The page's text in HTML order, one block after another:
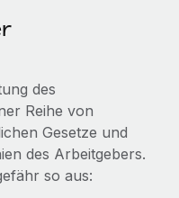
von IT-
von
KI-basierte
einer
Remote
des
Reihe von
Gesetze und
des Arbeitgebers.
so aus: